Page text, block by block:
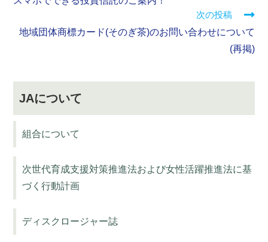
次の投稿
地域団体商標カード(そのぎ茶)のお問い合わせについて
(再掲)
JAについて
組合について
次世代育成支援対策推進法および女性活躍推進法に基
づく行動計画
ディスクロージャー誌